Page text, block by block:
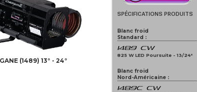
(1489) 13° - 24°
SPÉCIFICATIONS PRODUITS
Blanc froid
Standard :
1489 CW
825 W LED Poursuite - 13/24°
Blanc froid
Nord-Américaine :
1489C CW